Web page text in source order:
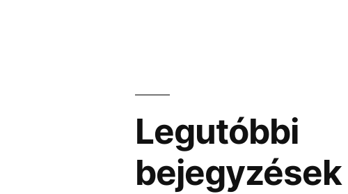
Legutóbbi
bejegyzések